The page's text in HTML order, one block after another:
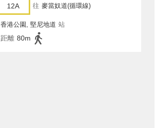
12A 往 麥當奴道(循環線)
香港公園, 堅尼地道 站
距離 80m